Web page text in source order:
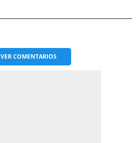
VERCOMENTARIOS